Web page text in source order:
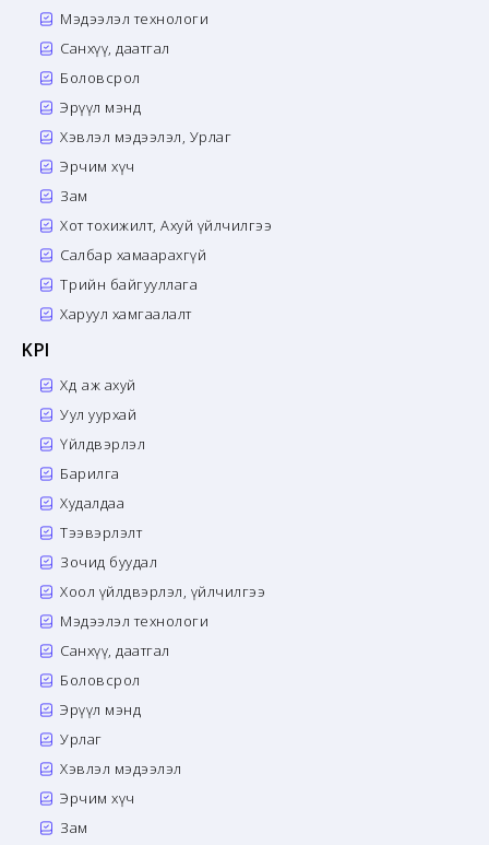
Мэдээлэл технологи
Санхүү, даатгал
Боловсрол
Эрүүл мэнд
Хэвлэл мэдээлэл, Урлаг
Эрчим хүч
Зам
Хот тохижилт, Ахуй үйлчилгээ
Салбар хамаарахгүй
Төрийн байгууллага
Харуул хамгаалалт
KPI
Хөдөө аж ахуй
Уул уурхай
Үйлдвэрлэл
Барилга
Худалдаа
Тээвэрлэлт
Зочид буудал
Хоол үйлдвэрлэл, үйлчилгээ
Мэдээлэл технологи
Санхүү, даатгал
Боловсрол
Эрүүл мэнд
Урлаг
Хэвлэл мэдээлэл
Эрчим хүч
Зам